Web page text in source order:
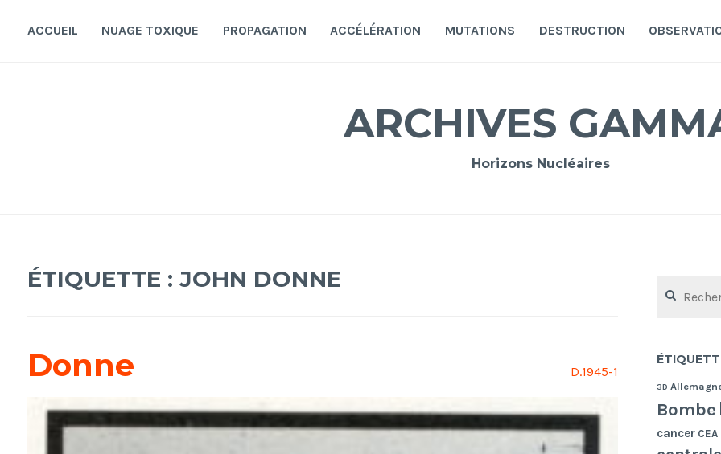
ACCUEIL NUAGE TOXIQUE PROPAGATION ACCÉLÉRATION MUTATIONS DESTRUCTION
ARCHIVES
Horizons Nucléaires
ÉTIQUETTE : JOHN DONNE
Donne D.1945-1
3D
Bombe
cancer CEA